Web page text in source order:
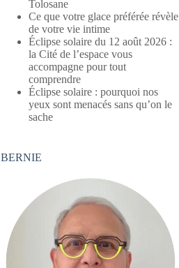
Tolosane
Ce que votre glace préférée révèle
de votre vie intime
Éclipse solaire du 12 août 2026 :
la Cité de l’espace vous
accompagne pour tout
comprendre
Éclipse solaire : pourquoi nos
yeux sont menacés sans qu’on le
sache
BERNIE